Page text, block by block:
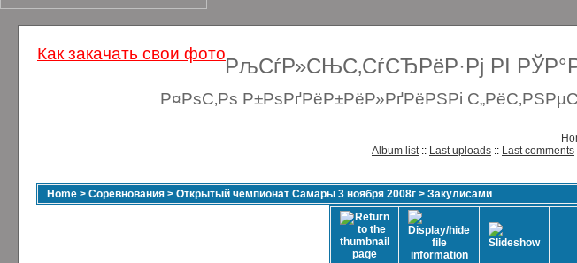
РљСѓР»СЊС‚СѓСЂРёР·Рј РІ
Р¤РѕС‚Рѕ Р±РѕРґРёР±РёР»РґРёРЅРі
Album list:: Last uploads :: Last comments
Home > Соревнования > Открытый чемпионат Самары 3 ноября 2008г > Закулисами
Как закачать свои фото